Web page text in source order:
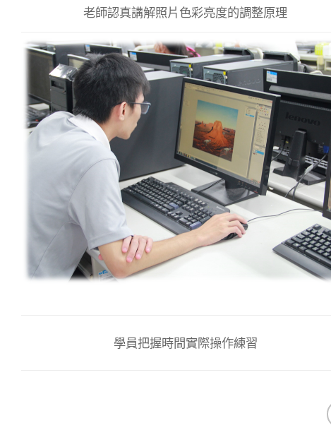
老師認真講解照片色彩亮度的調整原理
學員把握時間實際操作練習